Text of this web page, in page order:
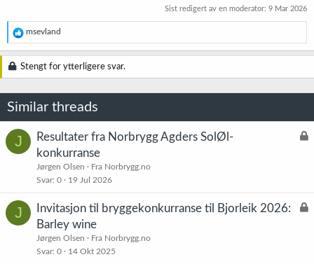
Sist redigert av en moderator: 9 Mar 2026
R
e
a
k
n
e
r
msevland
Stengt for ytterligere svar.
Similar threads
J
L
Resultater fra Norbrygg Agders SolØl-
konkurranse
Jørgen Olsen
Fra Norbrygg.no
Svar 0 19 Jul 2026
J
L
Invitasjon til bryggekonkurranse til Bjorleik 2026:
Barley wine
Jørgen Olsen
Fra Norbrygg.no
Svar 0 14 Okt 2025